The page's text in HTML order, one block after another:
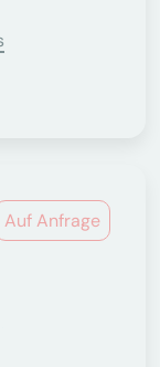
Auf Anfrage